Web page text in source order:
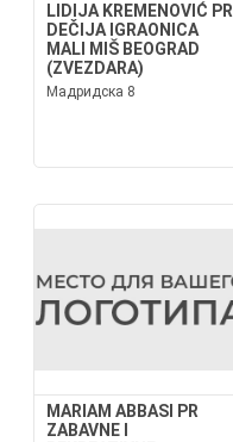
LIDIJA KREMENOVIĆ PR
DEČIJA IGRAONICA
MALI MIŠ BEOGRAD
(ZVEZDARA)
Мадридска 8
MARIAM ABBASI PR
ZABAVNE I